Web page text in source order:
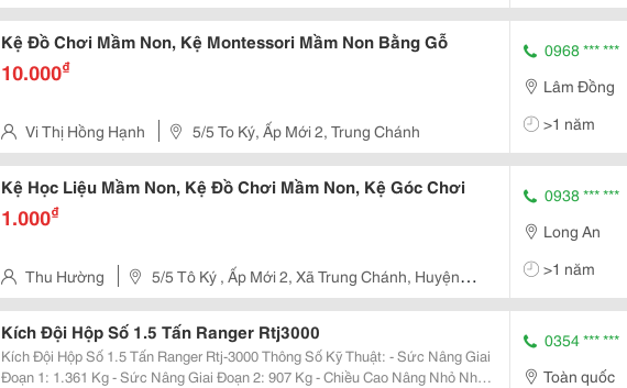
Kệ Đồ Chơi Mầm Non, Kệ Montessori Mầm Non Bằng Gỗ
10.000₫
Vi Thị Hồng Hạnh 5/5 To Ký, Ấp Mới 2, Trung Chánh
0968 *** ***
Lâm Đồng
>1 năm
Kệ Học Liệu Mầm Non, Kệ Đồ Chơi Mầm Non, Kệ Góc Chơi
1.000₫
Thu Hường
5/5 Tô Ký , Ấp Mới 2, Xã Trung Chánh, Huyện
Hóc Môn, Tphcm
0938 *** ***
Long An
>1 năm
Kích Đội Hộp Số 1.5 Tấn Ranger Rtj3000
Kích Đội Hộp Số 1.5 Tấn Ranger Rtj-3000 Thông Số Kỹ Thuật: - Sức Nâng Giai
Đoạn 1: 1.361 Kg - Sức Nâng Giai Đoạn 2: 907 Kg - Chiều Cao Nâng Nhỏ Nhât:
0354 *** ***
Toàn quốc